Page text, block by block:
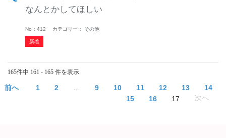
なんとかしてほしい
No：412 カテゴリー： その他
165件中 161 - 165 件を表示
≪ 1 2 9 10 11 12 13
14
15
16 17 ≫